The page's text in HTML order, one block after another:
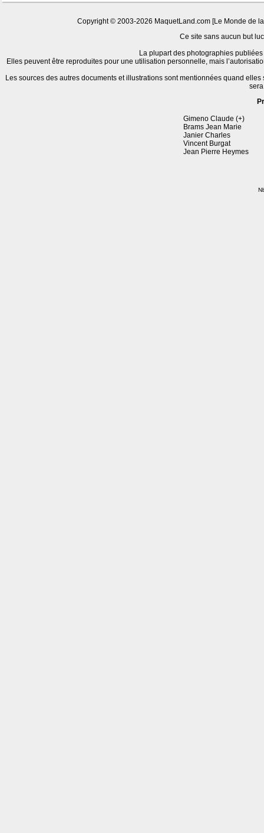
Copyright © 2003-2026 MaquetLand.com [Le Monde de
Ce site sans aucun but
La plupart des photographies
Elles peuvent être reproduites pour une utilisation personnelle, mais
Les sources des autres documents et illustrations sont mentionnées quand
Gimeno Claude (+)
Brams Jean Marie
Janier Charles
Vincent Burgat
Jean Pierre Heymes